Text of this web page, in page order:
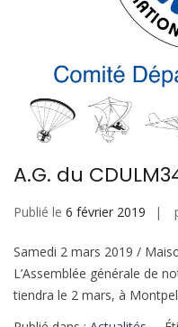
A.G. du
Publié le 6 février 2019
Samedi 2 mars 2019 /
L’Assemblée générale de
tiendra le 2 mars, à